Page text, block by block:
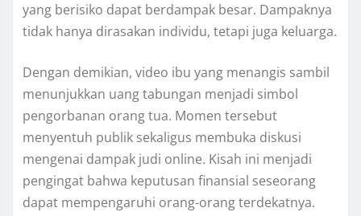
yang berisiko dapat berdampak besar. Dampaknya
tidak hanya dirasakan individu, tetapi juga keluarga.
Dengan demikian, video ibu yang menangis sambil
menunjukkan uang tabungan menjadi simbol
pengorbanan orang tua. Momen tersebut
menyentuh publik sekaligus membuka diskusi
mengenai dampak judi online. Kisah ini menjadi
pengingat bahwa keputusan finansial seseorang
dapat mempengaruhi orang-orang terdekatnya.